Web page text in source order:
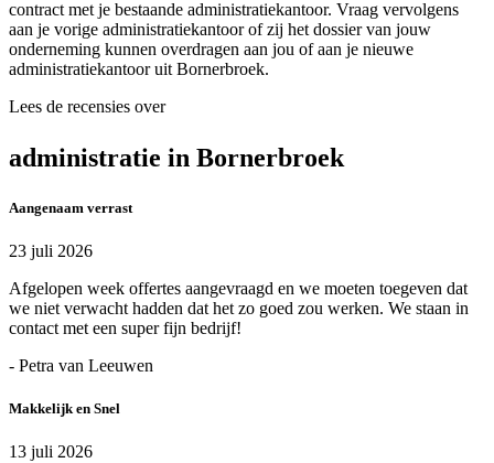
contract met je bestaande administratiekantoor. Vraag vervolgens
aan je vorige administratiekantoor of zij het dossier van jouw
onderneming kunnen overdragen aan jou of aan je nieuwe
administratiekantoor uit Bornerbroek.
Lees de recensies over
administratie in Bornerbroek
Aangenaam verrast
23 juli 2026
Afgelopen week offertes aangevraagd en we moeten toegeven dat
we niet verwacht hadden dat het zo goed zou werken. We staan in
contact met een super fijn bedrijf!
- Petra van Leeuwen
Makkelijk en Snel
13 juli 2026